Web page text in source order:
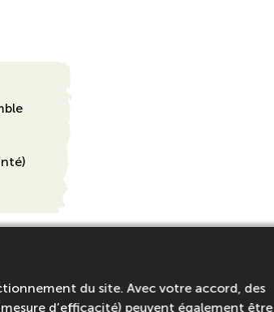
...
du site. Avec votre accord, des
d’efficacité) peuvent également être